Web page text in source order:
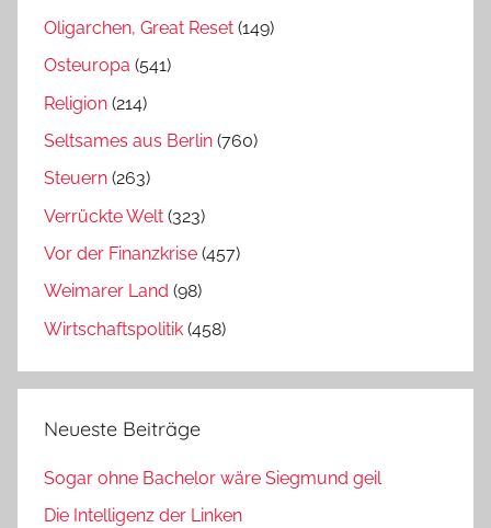
Oligarchen, Great Reset (149)
Osteuropa (541)
Religion (214)
Seltsames aus Berlin (760)
Steuern (263)
Verrückte Welt (323)
Vor der Finanzkrise (457)
Weimarer Land (98)
Wirtschaftspolitik (458)
Neueste Beiträge
Sogar ohne Bachelor wäre Siegmund geil
Die Intelligenz der Linken